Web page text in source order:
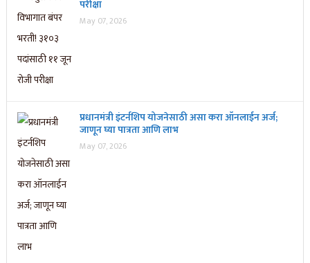
परीक्षा
May 07, 2026
प्रधानमंत्री इंटर्नशिप योजनेसाठी असा करा ऑनलाईन अर्ज;
जाणून घ्या पात्रता आणि लाभ
May 07, 2026